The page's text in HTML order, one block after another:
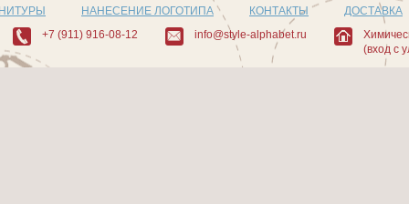
НАНЕСЕНИЕ ЛОГОТИПА КОНТАКТЫ
ДОСТАВКА
+7 (911) 916-08-12
info@style-alphabet.ru
(вход с